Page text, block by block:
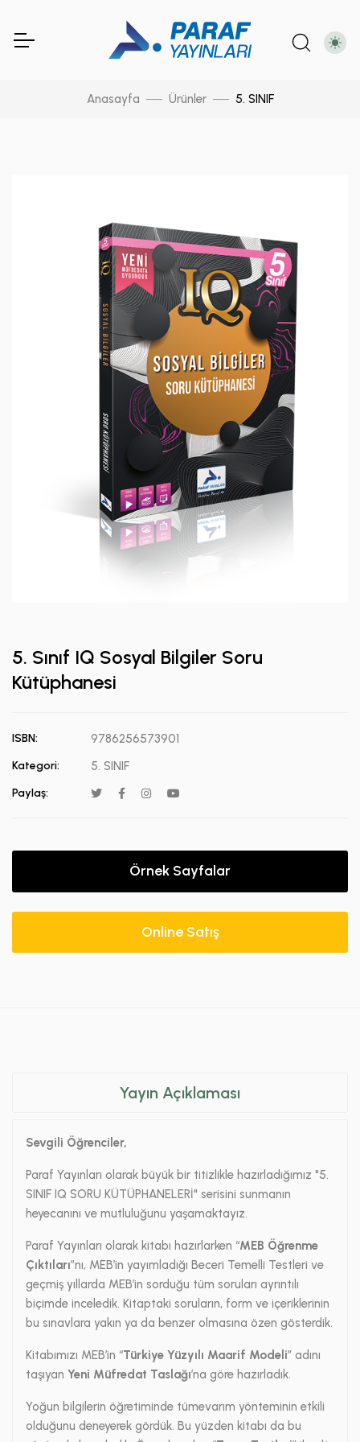
Anasayfa Ürünler 5. SINIF
5. Sınıf IQ Sosyal Bilgiler Soru
Kütüphanesi
ISBN: 9786256573901
Kategori: 5. SINIF
Paylaş:
Örnek Sayfalar
Online Satış
Yayın Açıklaması
Sevgili Öğrenciler,
Paraf Yayınları olarak büyük bir titizlikle hazırladığımız "5.
SINIF IQ SORU KÜTÜPHANELERİ" serisini sunmanın
heyecanını ve mutluluğunu yaşamaktayız.
Paraf Yayınları olarak kitabı hazırlarken “MEB Öğrenme
Çıktıları”nı, MEB’in yayımladığı Beceri Temelli Testleri ve
geçmiş yıllarda MEB’in sorduğu tüm soruları ayrıntılı
biçimde inceledik. Kitaptaki soruların, form ve içeriklerinin
bu sınavlara yakın ya da benzer olmasına özen gösterdik.
Kitabımızı MEB’in “Türkiye Yüzyılı Maarif Modeli” adını
taşıyan Yeni Müfredat Taslağı’na göre hazırladık.
Yoğun bilgilerin öğretiminde tümevarım yönteminin etkili
olduğunu deneyerek gördük. Bu yüzden kitabı da bu